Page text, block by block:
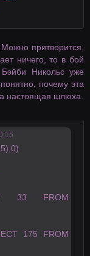
притворится,
ничего, то в бой
Никольс уже
почему эта
настоящая шлюха.
33 FROM
175 FROM